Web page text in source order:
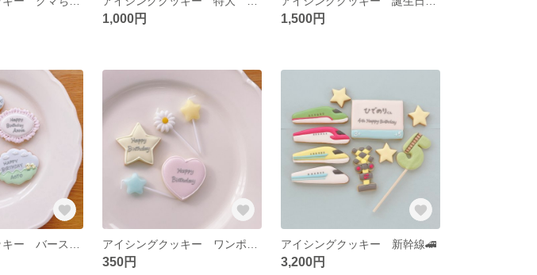
1,000円 1,500円
350円
アイシングクッキー 新幹線🚄
3,200円